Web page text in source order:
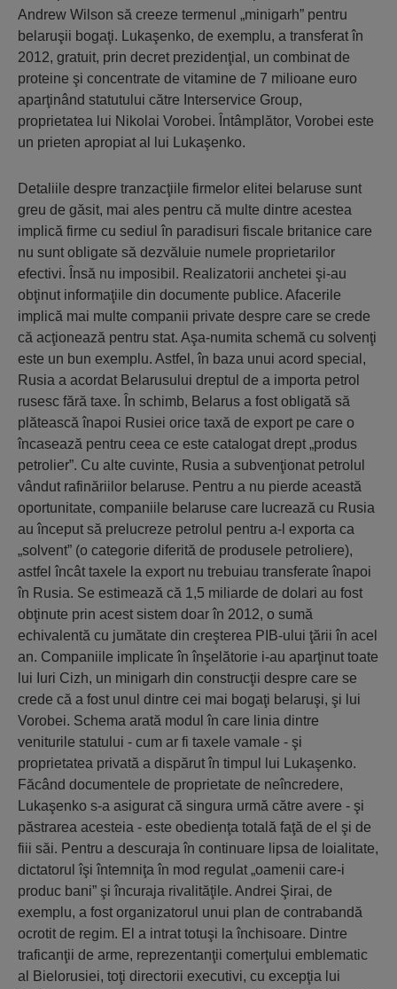
Andrew Wilson să creeze termenul „minigarh” pentru
belaruşii bogaţi. Lukaşenko, de exemplu, a transferat în
2012, gratuit, prin decret prezidenţial, un combinat de
proteine şi concentrate de vitamine de 7 milioane euro
aparţinând statutului către Interservice Group,
proprietatea lui Nikolai Vorobei. Întâmplător, Vorobei este
un prieten apropiat al lui Lukaşenko.
Detaliile despre tranzacţiile firmelor elitei belaruse sunt
greu de găsit, mai ales pentru că multe dintre acestea
implică firme cu sediul în paradisuri fiscale britanice care
nu sunt obligate să dezvăluie numele proprietarilor
efectivi. Însă nu imposibil. Realizatorii anchetei şi-au
obţinut informaţiile din documente publice. Afacerile
implică mai multe companii private despre care se crede
că acţionează pentru stat. Aşa-numita schemă cu solvenţi
este un bun exemplu. Astfel, în baza unui acord special,
Rusia a acordat Belarusului dreptul de a importa petrol
rusesc fără taxe. În schimb, Belarus a fost obligată să
plătească înapoi Rusiei orice taxă de export pe care o
încasează pentru ceea ce este catalogat drept „produs
petrolier”. Cu alte cuvinte, Rusia a subvenţionat petrolul
vândut rafinăriilor belaruse. Pentru a nu pierde această
oportunitate, companiile belaruse care lucrează cu Rusia
au început să prelucreze petrolul pentru a-l exporta ca
„solvent” (o categorie diferită de produsele petroliere),
astfel încât taxele la export nu trebuiau transferate înapoi
în Rusia. Se estimează că 1,5 miliarde de dolari au fost
obţinute prin acest sistem doar în 2012, o sumă
echivalentă cu jumătate din creşterea PIB-ului ţării în acel
an. Companiile implicate în înşelătorie i-au aparţinut toate
lui Iuri Cizh, un minigarh din construcţii despre care se
crede că a fost unul dintre cei mai bogaţi belaruşi, şi lui
Vorobei. Schema arată modul în care linia dintre
veniturile statului - cum ar fi taxele vamale - şi
proprietatea privată a dispărut în timpul lui Lukaşenko.
Făcând documentele de proprietate de neîncredere,
Lukaşenko s-a asigurat că singura urmă către avere - şi
păstrarea acesteia - este obedienţa totală faţă de el şi de
fiii săi. Pentru a descuraja în continuare lipsa de loialitate,
dictatorul îşi întemniţa în mod regulat „oamenii care-i
produc bani” şi încuraja rivalităţile. Andrei Şirai, de
exemplu, a fost organizatorul unui plan de contrabandă
ocrotit de regim. El a intrat totuşi la închisoare. Dintre
traficanţii de arme, reprezentanţii comerţului emblematic
al Bielorusiei, toţi directorii executivi, cu excepţia lui